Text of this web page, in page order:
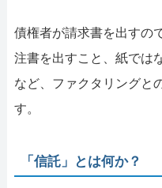
債権者が請求書を出すの
注書を出すこと、紙では
など、ファクタリングと
す。
「信託」とは何か？